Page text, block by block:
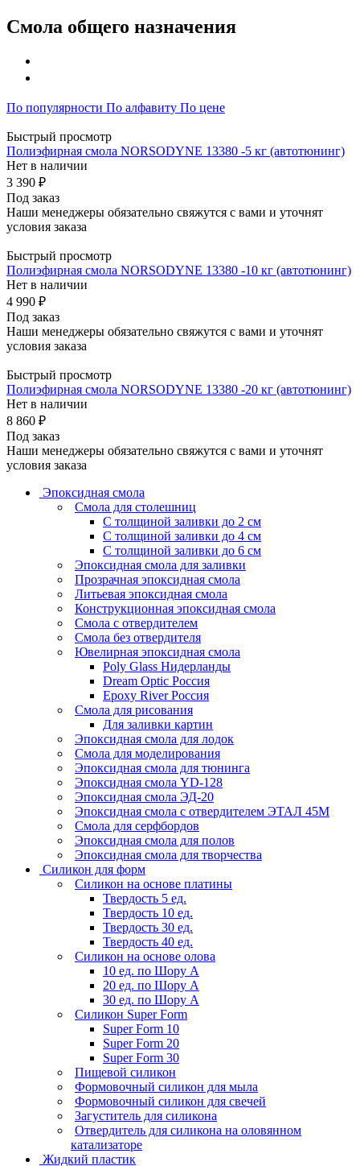
Смола общего назначения
По популярности По алфавиту По цене
Быстрый просмотр
Полиэфирная смола NORSODYNE 13380 -5 кг (автотюнинг)
Нет в наличии
3 390 ₽
Под заказ
Наши менеджеры обязательно свяжутся с вами и уточнят
условия заказа
Быстрый просмотр
Полиэфирная смола NORSODYNE 13380 -10 кг (автотюнинг)
Нет в наличии
4 990 ₽
Под заказ
Наши менеджеры обязательно свяжутся с вами и уточнят
условия заказа
Быстрый просмотр
Полиэфирная смола NORSODYNE 13380 -20 кг (автотюнинг)
Нет в наличии
8 860 ₽
Под заказ
Наши менеджеры обязательно свяжутся с вами и уточнят
условия заказа
Эпоксидная смола
Смола для столешниц
С толщиной заливки до 2 см
С толщиной заливки до 4 см
С толщиной заливки до 6 см
Эпоксидная смола для заливки
Прозрачная эпоксидная смола
Литьевая эпоксидная смола
Конструкционная эпоксидная смола
Смола с отвердителем
Смола без отвердителя
Ювелирная эпоксидная смола
Poly Glass Нидерланды
Dream Optic Россия
Epoxy River Россия
Смола для рисования
Для заливки картин
Эпоксидная смола для лодок
Смола для моделирования
Эпоксидная смола для тюнинга
Эпоксидная смола YD-128
Эпоксидная смола ЭД-20
Эпоксидная смола с отвердителем ЭТАЛ 45М
Смола для серфбордов
Эпоксидная смола для полов
Эпоксидная смола для творчества
Силикон для форм
Силикон на основе платины
Твердость 5 ед.
Твердость 10 ед.
Твердость 30 ед.
Твердость 40 ед.
Силикон на основе олова
10 ед. по Шору А
20 ед. по Шору А
30 ед. по Шору А
Силикон Super Form
Super Form 10
Super Form 20
Super Form 30
Пищевой силикон
Формовочный силикон для мыла
Формовочный силикон для свечей
Загуститель для силикона
Отвердитель для силикона на оловянном
катализаторе
Жидкий пластик